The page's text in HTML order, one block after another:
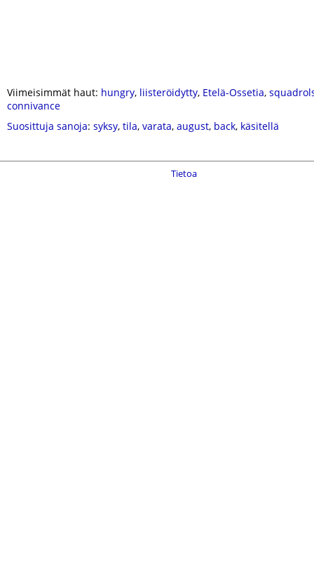
Viimeisimmät haut: hungry, liisteröidytty, Etelä-Ossetia,
connivance
Suosittuja sanoja: syksy, tila, varata, august, back, käsitellä
Tietoa